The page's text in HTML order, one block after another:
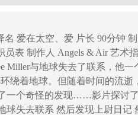
爱在太空、爱 片长 90分钟
员表 制作人 Angels & Air 艺
Miller与地球失去了联系，他
着地球。但随着时间的流
个奇怪的发现……影片探讨
失去联系 然后发现上尉日